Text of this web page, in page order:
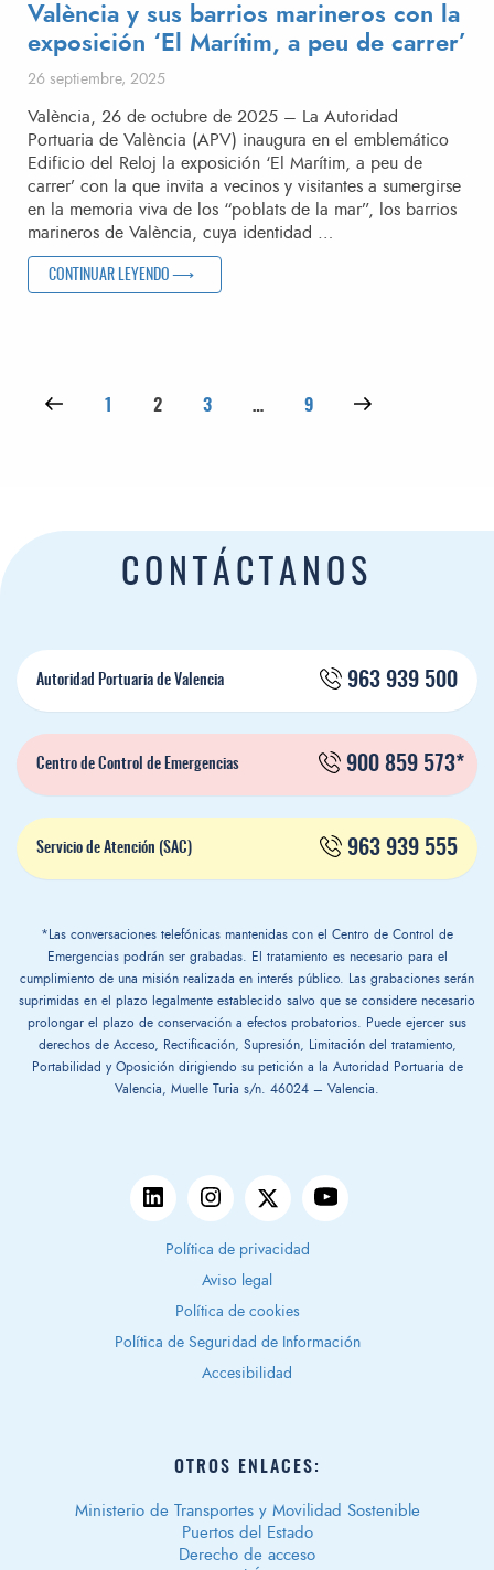
València y sus barrios marineros con la
exposición ‘El Marítim, a peu de carrer’
Publicado el
26 septiembre, 2025
València, 26 de octubre de 2025 – La Autoridad
Portuaria de València (APV) inaugura en el emblemático
Edificio del Reloj la exposición ‘El Marítim, a peu de
carrer’ con la que invita a vecinos y visitantes a sumergirse
en la memoria viva de los “poblats de la mar”, los barrios
marineros de València, cuya identidad …
CONTINUAR LEYENDO «EL PUERTO MUESTRA SU ARRAIGO CON VALÈNCIA Y
Paginación de entradas
Página anterior
Página
1 Página
2 Página
3 … Página
9 Siguiente página
CONTÁCTANOS
Autoridad Portuaria de Valencia 963 939 500
Centro de Control de Emergencias 900 859 573*
Servicio de Atención (SAC) 963 939 555
*Las conversaciones telefónicas mantenidas con el Centro de Control de
Emergencias podrán ser grabadas. El tratamiento es necesario para el
cumplimiento de una misión realizada en interés público. Las grabaciones serán
suprimidas en el plazo legalmente establecido salvo que se considere necesario
prolongar el plazo de conservación a efectos probatorios. Puede ejercer sus
derechos de Acceso, Rectificación, Supresión, Limitación del tratamiento,
Portabilidad y Oposición dirigiendo su petición a la Autoridad Portuaria de
Valencia, Muelle Turia s/n. 46024 – Valencia.
Política de privacidad
Aviso legal
Política de cookies
Política de Seguridad de Información
Accesibilidad
OTROS ENLACES:
Ministerio de Transportes y Movilidad Sostenible
Puertos del Estado
Derecho de acceso